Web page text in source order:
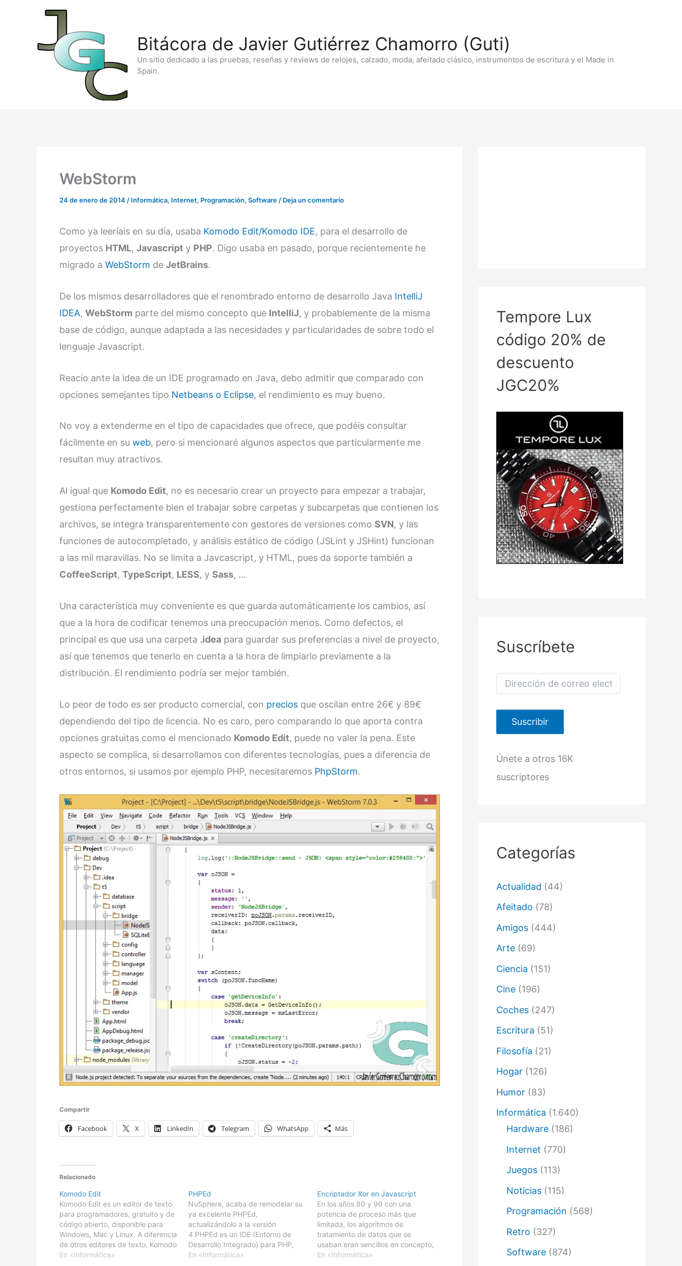
contenido
Bitácora de Javier Gutiérrez Chamorro (Guti)
Un sitio dedicado a las pruebas, reseñas y reviews de relojes, calzado, moda, afeitado clásico, instrumentos de escritura y el Made in
Spain.
WebStorm
24 de enero de 2014 / Informática, Internet, Programación, Software / Deja un comentario
Como ya leeríais en su día, usaba Komodo Edit/Komodo IDE, para el desarrollo de
proyectos HTML, Javascript y PHP. Digo usaba en pasado, porque recientemente he
migrado a WebStorm de JetBrains.
De los mismos desarrolladores que el renombrado entorno de desarrollo Java IntelliJ
IDEA, WebStorm parte del mismo concepto que IntelliJ, y probablemente de la misma
base de código, aunque adaptada a las necesidades y particularidades de sobre todo el
lenguaje Javascript.
Reacio ante la idea de un IDE programado en Java, debo admitir que comparado con
opciones semejantes tipo Netbeans o Eclipse, el rendimiento es muy bueno.
No voy a extenderme en el tipo de capacidades que ofrece, que podéis consultar
fácilmente en su web, pero si mencionaré algunos aspectos que particularmente me
resultan muy atractivos.
Al igual que Komodo Edit, no es necesario crear un proyecto para empezar a trabajar,
gestiona perfectamente bien el trabajar sobre carpetas y subcarpetas que contienen los
archivos, se integra transparentemente con gestores de versiones como SVN, y las
funciones de autocompletado, y análisis estático de código (JSLint y JSHint) funcionan
a las mil maravillas. No se limita a Javcascript, y HTML, pues da soporte también a
CoffeeScript, TypeScript, LESS, y Sass, …
Una característica muy conveniente es que guarda automáticamente los cambios, así
que a la hora de codificar tenemos una preocupación menos. Como defectos, el
principal es que usa una carpeta .idea para guardar sus preferencias a nivel de proyecto,
así que tenemos que tenerlo en cuenta a la hora de limpiarlo previamente a la
distribución. El rendimiento podría ser mejor también.
Lo peor de todo es ser producto comercial, con precios que oscilan entre 26€ y 89€
dependiendo del tipo de licencia. No es caro, pero comparando lo que aporta contra
opciones gratuitas como el mencionado Komodo Edit, puede no valer la pena. Este
aspecto se complica, si desarrollamos con diferentes tecnologías, pues a diferencia de
otros entornos, si usamos por ejemplo PHP, necesitaremos PhpStorm.
Compartir
Facebook X LinkedIn Telegram WhatsApp Más
Relacionado
Komodo Edit
Komodo Edit es un editor de texto
para programadores, gratuito y de
código abierto, disponible para
Windows, Mac y Linux. A diferencia
de otros editores de texto, Komodo
Edit, dispone de gran cantidad de
En «Informática»
PHPEd
NuSphere, acaba de remodelar su
ya excelente PHPEd,
actualizándolo a la versión
4.PHPEd es un IDE (Entorno de
Desarrollo Integrado) para PHP,
que integra no solamente un editor
En «Informática»
Encriptador Xor en Javascript
En los años 80 y 90 con una
potencia de proceso más que
limitada, los algoritmos de
tratamiento de datos que se
usaban eran sencillos en concepto,
y eficientes en implementación. Así
En «Informática»
Tempore Lux
código 20% de
descuento
JGC20%
Suscríbete
e
n
e
e
t
ó
i
o
Suscribir
Únete a otros 16K
suscriptores
Categorías
Actualidad (44)
Afeitado (78)
Amigos (444)
Arte (69)
Ciencia (151)
Cine (196)
Coches (247)
Escritura (51)
Filosofía (21)
Hogar (126)
Humor (83)
Informática (1.640)
Hardware (186)
Internet (770)
Juegos (113)
Noticias (115)
Programación (568)
Retro (327)
Software (874)